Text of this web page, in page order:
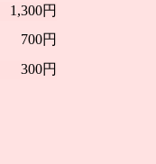
1,300円
700円
300円